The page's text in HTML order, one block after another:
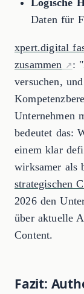
Logische
Daten für
xpert.digital
zusammen
:
versuchen,
Unternehmen
bedeutet das:
einem klar
wirksamer als
strategischen
2026 den
über aktuelle
Content.
Fazit: